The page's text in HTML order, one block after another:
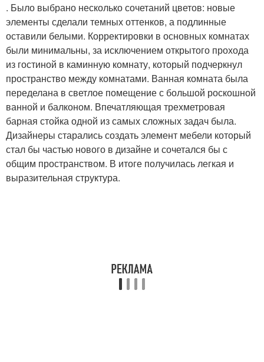
. Было выбрано несколько сочетаний цветов: новые
элементы сделали темных оттенков, а подлинные
оставили белыми. Корректировки в основных комнатах
были минимальны, за исключением открытого прохода
из гостиной в каминную комнату, который подчеркнул
пространство между комнатами. Ванная комната была
переделана в светлое помещение с большой роскошной
ванной и балконом. Впечатляющая трехметровая
барная стойка одной из самых сложных задач была.
Дизайнеры старались создать элемент мебели который
стал бы частью нового в дизайне и сочетался бы с
общим пространством. В итоге получилась легкая и
выразительная структура.